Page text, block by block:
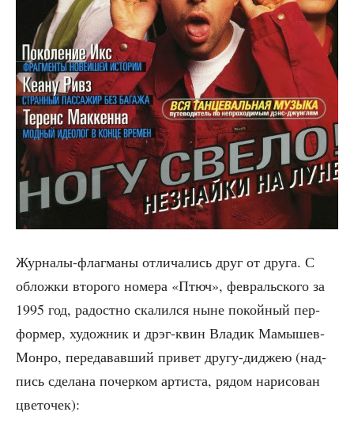
Жур­на­лы-флаг­ма­ны отли­ча­лись друг от дру­га. С
облож­ки вто­ро­го номе­ра «Птюч», фев­раль­ско­го за
1995 год, радост­но ска­лил­ся ныне покой­ный пер­
фор­мер, худож­ник и дрэг-квин Вла­дик Мамы­шев-
Мон­ро, пере­да­вав­ший при­вет дру­гу-диджею (над­
пись сде­ла­на почер­ком арти­ста, рядом нари­со­ван
цветочек):